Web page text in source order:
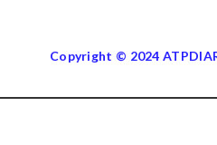
Copyright © 2024